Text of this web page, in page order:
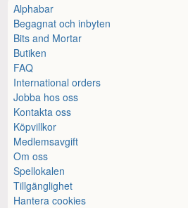
Alphabar
Begagnat och inbyten
Bits and Mortar
Butiken
FAQ
International orders
Jobba hos oss
Kontakta oss
Köpvillkor
Medlemsavgift
Om oss
Spellokalen
Tillgänglighet
Hantera cookies